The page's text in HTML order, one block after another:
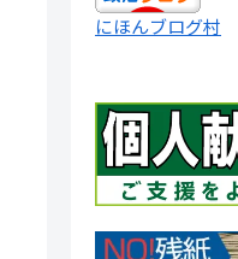
にほんブログ村